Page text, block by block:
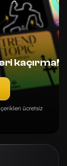
kaçırma!
ücretsiz